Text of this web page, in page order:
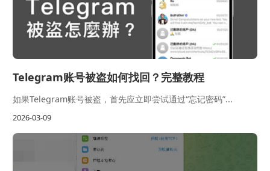
Telegram账号被盗如何找回？完整教程
如果Telegram账号被盗，首先应立即尝试通过“忘记密码”...
2026-03-09